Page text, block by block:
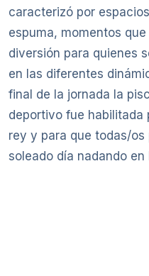
caracterizó por
espuma, momentos
diversión para quienes
en las diferentes
final de la jornada la
deportivo fue habilitada
rey y para que todas/os
soleado día nadando